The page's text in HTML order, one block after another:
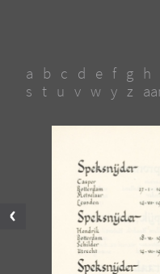
a b c d e f g h
s t u v w y z